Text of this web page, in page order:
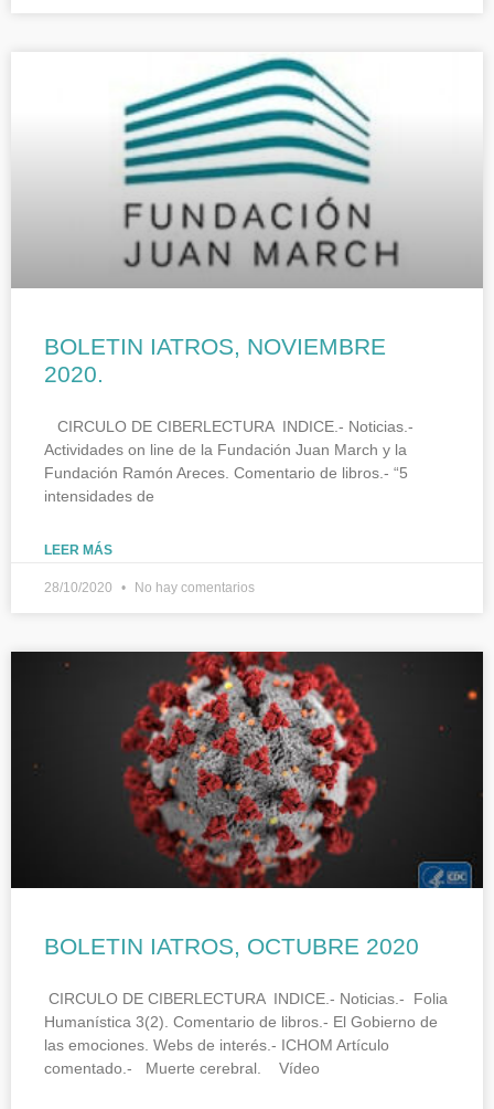
BOLETIN IATROS, NOVIEMBRE
2020.
CIRCULO DE CIBERLECTURA INDICE.- Noticias.-
Actividades on line de la Fundación Juan March y la
Fundación Ramón Areces. Comentario de libros.- “5
intensidades de
LEER MÁS
28/10/2020 No hay comentarios
BOLETIN IATROS, OCTUBRE 2020
CIRCULO DE CIBERLECTURA INDICE.- Noticias.- Folia
Humanística 3(2). Comentario de libros.- El Gobierno de
las emociones. Webs de interés.- ICHOM Artículo
comentado.- Muerte cerebral. Vídeo